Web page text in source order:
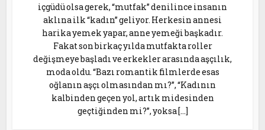
içgüdü olsa gerek, “mutfak” denilince insanın
aklına ilk “kadın” geliyor. Herkesin annesi
harika yemek yapar, anne yemeği başkadır.
Fakat son birkaç yılda mutfakta roller
değişmeye başladı ve erkekler arasında aşçılık,
moda oldu. “Bazı romantik filmlerde esas
oğlanın aşçı olmasından mı?”, “Kadının
kalbinden geçen yol, artık midesinden
geçtiğinden mi?”, yoksa […]